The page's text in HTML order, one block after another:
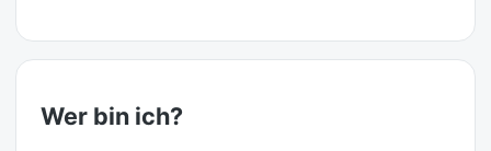
Wer bin ich?